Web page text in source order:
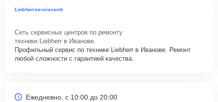
Liebherrserviscentr
Сеть сервисных центров по ремонту
техники Liebherr в Иванове.
Профильный сервис по технике Liebherr в Иванове. Ремонт
любой сложности с гарантией качества.
Ежедневно, с 10:00 до 20:00